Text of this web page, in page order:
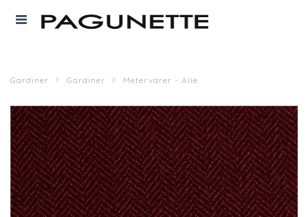
Gardiner Gardiner Metervarer - Alle